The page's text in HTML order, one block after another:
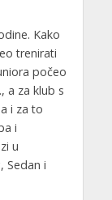
Kako
trenirati
počeo
a za klub s
i za to
i
u
Sedan i